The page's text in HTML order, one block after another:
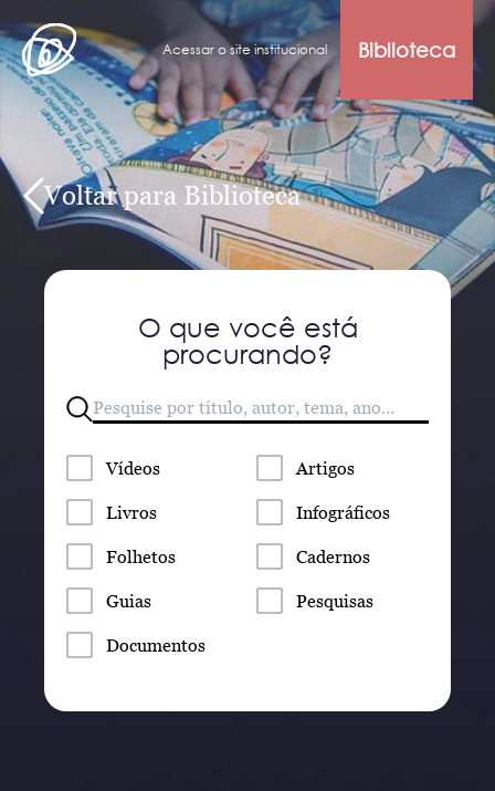
Acessar o site institucional Biblioteca
Voltar para Biblioteca
O que você está
procurando?
Vídeos Artigos
Livros Infográficos
Folhetos Cadernos
Guias Pesquisas
Documentos